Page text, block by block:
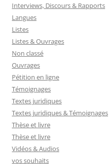
Interviews, Discours & Rapports
Langues
Listes
Listes & Ouvrages
Non classé
Ouvrages
Pétition en ligne
Témoignages
Textes juridiques
Textes juridiques & Témoignages
Thèse et livre
Thèse et livre
Vidéos & Audios
vos souhaits